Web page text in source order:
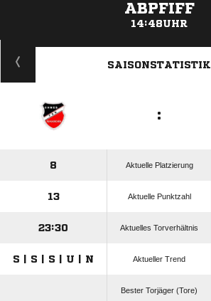
ABPFIFF
14:48UHR
ANZEIGE
SAISONSTATISTIK
:
8 Aktuelle Platzierung
13 Aktuelle Punktzahl
23:30 Aktuelles Torverhältnis
S | S | S | U | N Aktueller Trend
Bester Torjäger (Tore)